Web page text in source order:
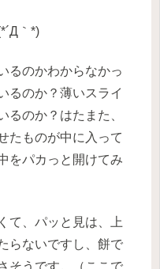
｀*)
るのかわからなかっ
るのか？薄いスライ
るのか？はたまた、
たものが中に入って
パカっと開けてみ
て、パッと見は、上
らないですし、餅で
そうです。（ここで